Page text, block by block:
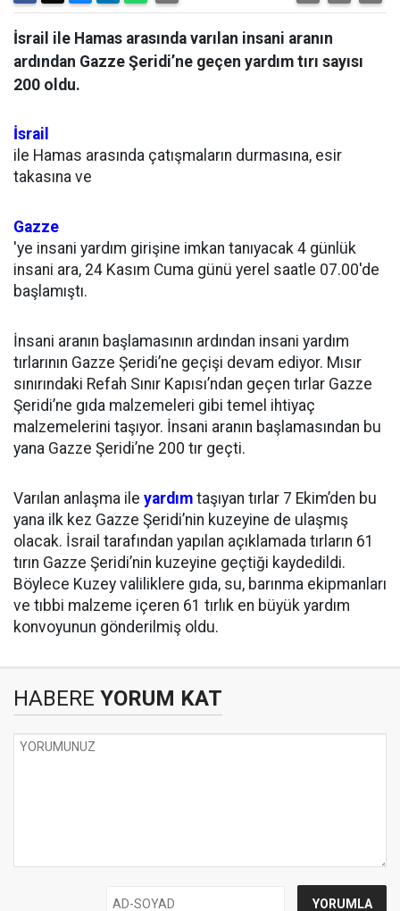
İsrail ile Hamas arasında varılan insani aranın
ardından Gazze Şeridi’ne geçen yardım tırı sayısı
200 oldu.
İsrail
ile Hamas arasında çatışmaların durmasına, esir
takasına ve
Gazze
'ye insani yardım girişine imkan tanıyacak 4 günlük
insani ara, 24 Kasım Cuma günü yerel saatle 07.00'de
başlamıştı.
İnsani aranın başlamasının ardından insani yardım
tırlarının Gazze Şeridi’ne geçişi devam ediyor. Mısır
sınırındaki Refah Sınır Kapısı’ndan geçen tırlar Gazze
Şeridi’ne gıda malzemeleri gibi temel ihtiyaç
malzemelerini taşıyor. İnsani aranın başlamasından bu
yana Gazze Şeridi’ne 200 tır geçti.
Varılan anlaşma ile yardım taşıyan tırlar 7 Ekim’den bu
yana ilk kez Gazze Şeridi’nin kuzeyine de ulaşmış
olacak. İsrail tarafından yapılan açıklamada tırların 61
tırın Gazze Şeridi’nin kuzeyine geçtiği kaydedildi.
Böylece Kuzey valiliklere gıda, su, barınma ekipmanları
ve tıbbi malzeme içeren 61 tırlık en büyük yardım
konvoyunun gönderilmiş oldu.
HABERE YORUM KAT